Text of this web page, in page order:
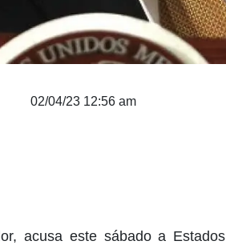
02/04/23 12:56 am
acusa este sábado a Estados